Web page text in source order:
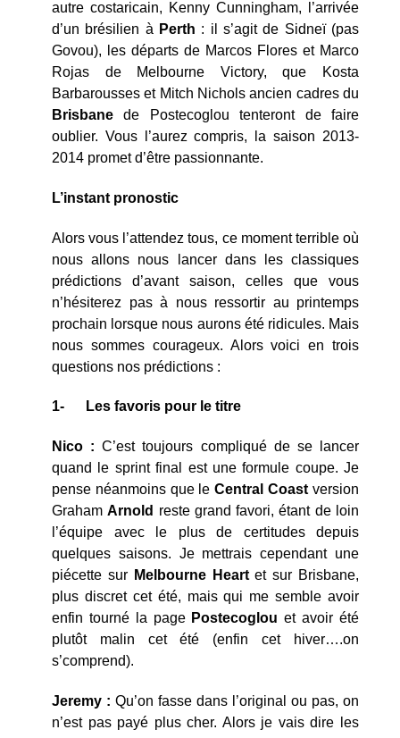
autre costaricain, Kenny Cunningham, l’arrivée
d’un brésilien à Perth : il s’agit de Sidneï (pas
Govou), les départs de Marcos Flores et Marco
Rojas de Melbourne Victory, que Kosta
Barbarousses et Mitch Nichols ancien cadres du
Brisbane de Postecoglou tenteront de faire
oublier. Vous l’aurez compris, la saison 2013-
2014 promet d’être passionnante.
L’instant pronostic
Alors vous l’attendez tous, ce moment terrible où
nous allons nous lancer dans les classiques
prédictions d’avant saison, celles que vous
n’hésiterez pas à nous ressortir au printemps
prochain lorsque nous aurons été ridicules. Mais
nous sommes courageux. Alors voici en trois
questions nos prédictions :
1- Les favoris pour le titre
Nico : C’est toujours compliqué de se lancer
quand le sprint final est une formule coupe. Je
pense néanmoins que leCentral Coast version
GrahamArnold reste grand favori, étant de loin
l’équipe avec le plus de certitudes depuis
quelques saisons. Je mettrais cependant une
piécette sur Melbourne Heartet sur Brisbane,
plus discret cet été, mais qui me semble avoir
enfin tourné la page Postecoglou et avoir été
plutôt malin cet été (enfin cet hiver….on
s’comprend).
Jeremy : Qu’on fasse dans l’original ou pas, on
n’est pas payé plus cher. Alors je vais dire les